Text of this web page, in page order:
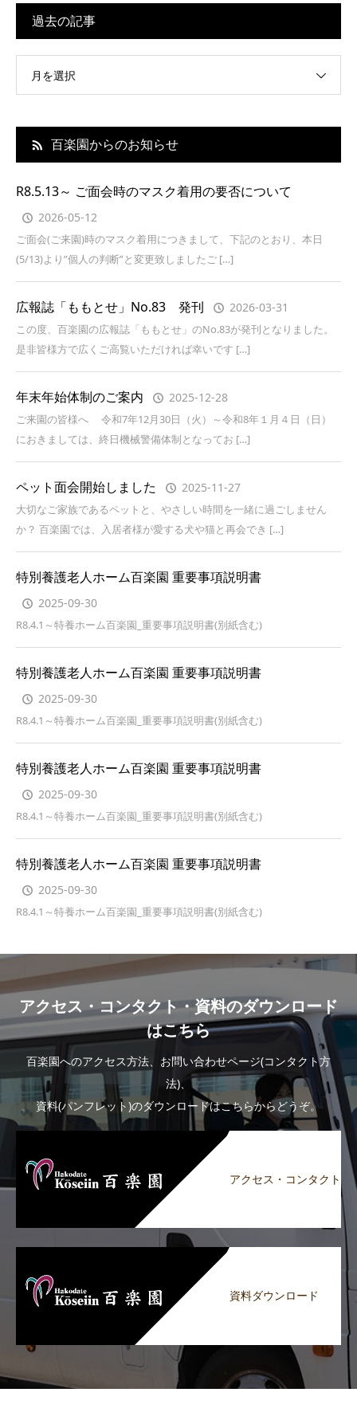
過去の記事
月を選択
百楽園からのお知らせ
R8.5.13～ ご面会時のマスク着用の要否について
2026-05-12
ご面会(ご来園)時のマスク着用につきまして、下記のとおり、本日
(5/13)より”個人の判断”と変更致しましたご […]
広報誌「ももとせ」No.83 発刊 2026-03-31
この度、百楽園の広報誌「ももとせ」のNo.83が発刊となりました。
是非皆様方で広くご高覧いただければ幸いです […]
年末年始体制のご案内 2025-12-28
ご来園の皆様へ 令和7年12月30日（火）～令和8年１月４日（日）
におきましては、終日機械警備体制となってお […]
ペット面会開始しました 2025-11-27
大切なご家族であるペットと、やさしい時間を一緒に過ごしません
か？ 百楽園では、入居者様が愛する犬や猫と再会でき […]
特別養護老人ホーム百楽園 重要事項説明書
2025-09-30
R8.4.1～特養ホーム百楽園_重要事項説明書(別紙含む)
特別養護老人ホーム百楽園 重要事項説明書
2025-09-30
R8.4.1～特養ホーム百楽園_重要事項説明書(別紙含む)
特別養護老人ホーム百楽園 重要事項説明書
2025-09-30
R8.4.1～特養ホーム百楽園_重要事項説明書(別紙含む)
特別養護老人ホーム百楽園 重要事項説明書
2025-09-30
R8.4.1～特養ホーム百楽園_重要事項説明書(別紙含む)
アクセス・コンタクト・資料のダウンロード
はこちら
百楽園へのアクセス方法、お問い合わせページ(コンタクト方
法)、
資料(パンフレット)のダウンロードはこちらからどうぞ。
アクセス・コンタクト
資料ダウンロード